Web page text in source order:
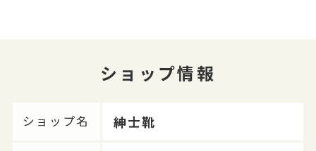
ショップ情報
ショップ名 紳士靴